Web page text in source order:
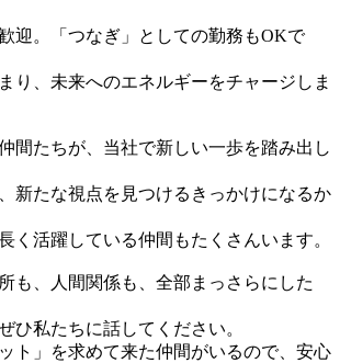
迎。「つなぎ」としての勤務もOKで
り、未来へのエネルギーをチャージしま
間たちが、当社で新しい一歩を踏み出し
新たな視点を見つけるきっかけになるか
く活躍している仲間もたくさんいます。
も、人間関係も、全部まっさらにした
ひ私たちに話してください。
ト」を求めて来た仲間がいるので、安心